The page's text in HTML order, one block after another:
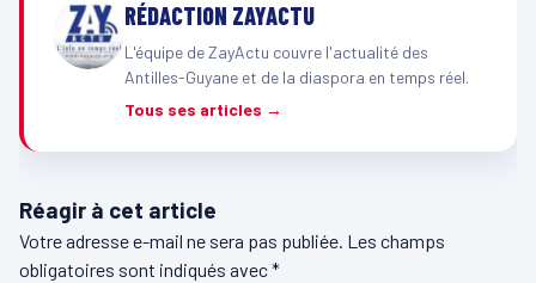
RÉDACTION ZAYACTU
L'équipe de ZayActu couvre l'actualité des
Antilles-Guyane et de la diaspora en temps réel.
Tous ses articles →
Réagir à cet article
Votre adresse e-mail ne sera pas publiée. Les champs
obligatoires sont indiqués avec*